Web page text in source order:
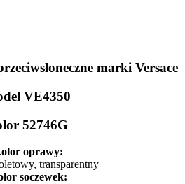
marki Versace
VE4350
52746G
oprawy:
transparentny
soczewek: